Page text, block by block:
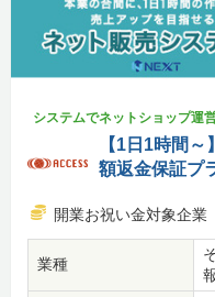
システムでネットショップ運
【1日1時間
額返金保証プ
開業お祝い金対象企業
業種